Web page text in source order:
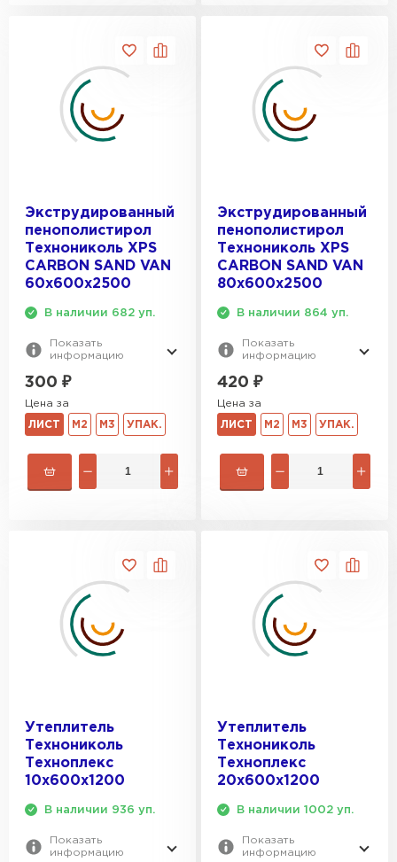
Экструдированный
пенополистирол
Технониколь XPS
CARBON SAND VAN
60х600х2500
В наличии 682 уп.
Показать
информацию
300 ₽
Цена за
ЛИСТ М2 М3 УПАК.
Экструдированный
пенополистирол
Технониколь XPS
CARBON SAND VAN
80х600х2500
В наличии 864 уп.
Показать
информацию
420 ₽
Цена за
ЛИСТ М2 М3 УПАК.
Утеплитель
Технониколь
Техноплекс
10х600х1200
В наличии 936 уп.
Показать
информацию
Утеплитель
Технониколь
Техноплекс
20х600х1200
В наличии 1002 уп.
Показать
информацию